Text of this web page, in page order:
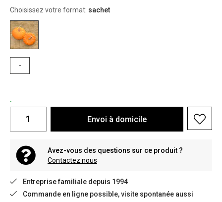
Choisissez votre format: sachet
-
.
Envoi à domicile
Avez-vous des questions sur ce produit ?
Contactez nous
Entreprise familiale depuis 1994
Commande en ligne possible, visite spontanée aussi